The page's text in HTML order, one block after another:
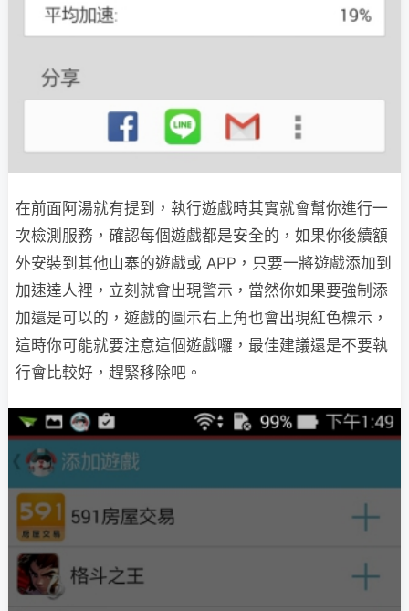
在前面阿湯就有提到，執行遊戲時其實就會幫你進行一
次檢測服務，確認每個遊戲都是安全的，如果你後續額
外安裝到其他山寨的遊戲或 APP，只要一將遊戲添加到
加速達人裡，立刻就會出現警示，當然你如果要強制添
加還是可以的，遊戲的圖示右上角也會出現紅色標示，
這時你可能就要注意這個遊戲囉，最佳建議還是不要執
行會比較好，趕緊移除吧。